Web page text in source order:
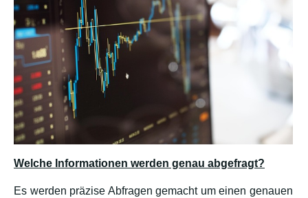
Welche Informationen werden genau abgefragt?
Es werden präzise Abfragen gemacht um einen genauen